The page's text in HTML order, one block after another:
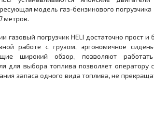
модель газ-бензинового
метров.
газовый погрузчик HELI достаточно прост
работе с грузом, эргономичное
широкий обзор, позволяют
для выбора топлива позволяет
запаса одного вида топлива, не